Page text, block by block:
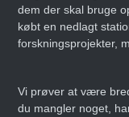
dem der skal bruge
købt en nedlagt
forskningsprojekter,
Vi prøver at være
du mangler noget,